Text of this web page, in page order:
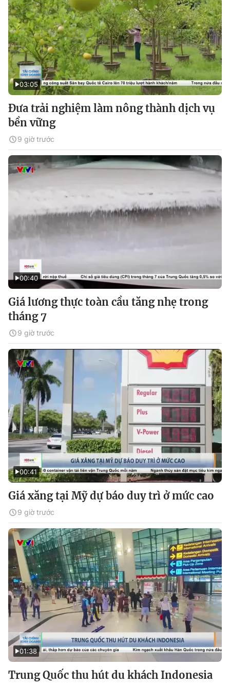
03:05
Đưa trải nghiệm làm nông thành dịch vụ
bền vững
9 giờ trước
00:40
Giá lương thực toàn cầu tăng nhẹ trong
tháng 7
9 giờ trước
00:41
Giá xăng tại Mỹ dự báo duy trì ở mức cao
9 giờ trước
01:38
Trung Quốc thu hút du khách Indonesia